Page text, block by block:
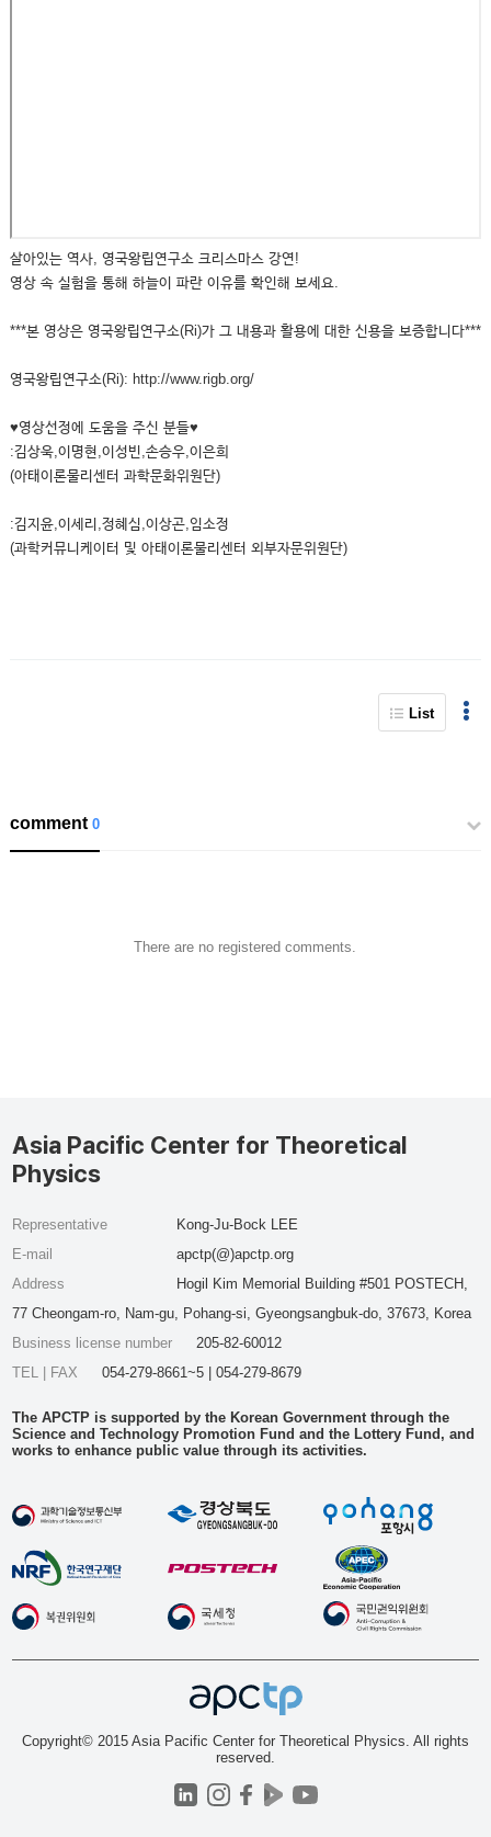
살아있는 역사, 영국왕립연구소 크리스마스 강연!
영상 속 실험을 통해 하늘이 파란 이유를 확인해 보세요.
***본 영상은 영국왕립연구소(Ri)가 그 내용과 활용에 대한 신용을 보증합니다***
영국왕립연구소(Ri): http://www.rigb.org/
♥영상선정에 도움을 주신 분들♥
:김상욱,이명현,이성빈,손승우,이은희
(아태이론물리센터 과학문화위원단)
:김지윤,이세리,정혜심,이상곤,임소정
(과학커뮤니케이터 및 아태이론물리센터 외부자문위원단)
List
comment0
There are no registered comments.
Asia Pacific Center for Theoretical
Physics
Representative
Kong-Ju-Bock LEE
E-mail
apctp(@)apctp.org
Address
Hogil Kim Memorial Building #501 POSTECH,
77 Cheongam-ro, Nam-gu, Pohang-si, Gyeongsangbuk-do, 37673, Korea
Business license number
205-82-60012
TEL | FAX
054-279-8661~5 | 054-279-8679
The APCTP is supported by the Korean Government through the
Science and Technology Promotion Fund and the Lottery Fund, and
works to enhance public value through its activities.
Copyright© 2015 Asia Pacific Center for Theoretical Physics. All rights
reserved.